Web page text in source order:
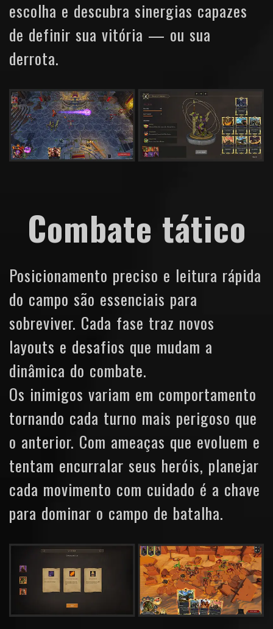
escolha e descubra sinergias capazes
de definir sua vitória — ou sua
derrota.
Combate tático
Posicionamento preciso e leitura rápida
do campo são essenciais para
sobreviver. Cada fase traz novos
layouts e desafios que mudam a
dinâmica do combate.
Os inimigos variam em comportamento
tornando cada turno mais perigoso que
o anterior. Com ameaças que evoluem e
tentam encurralar seus heróis, planejar
cada movimento com cuidado é a chave
para dominar o campo de batalha.